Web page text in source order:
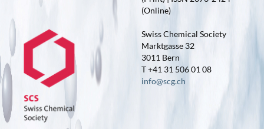
(Online)
Swiss Chemical Society
Marktgasse 32
3011 Bern
T +41 31 506 01 08
info@scg.ch